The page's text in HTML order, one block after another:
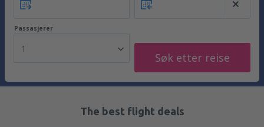
Passasjerer
1
Søk etter reise
The best flight deals